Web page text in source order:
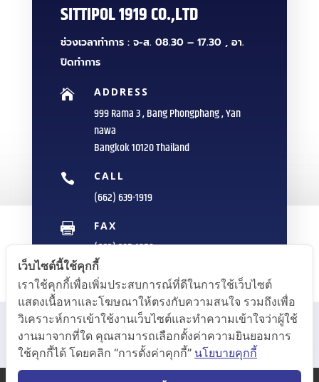
SITTIPOL 1919 CO.,LTD
ช่วงเวลาทำการ : จ-ส. 08.30 – 17.30 , อา.
ปิดทำการ
 ADDRESS
999 Rama 3 , Bang Phongphang , Yan
nawa
Bangkok 10120 Thailand
 CALL
(662) 639-1919
 FAX
(662) 235-1959
 E-MAIL
info@sittipol.com
เว็บไซต์นี้ใช้คุกกี้
เราใช้คุกกี้เพื่อเพิ่มประสบการณ์ที่ดีในการใช้เว็บไซต์
แสดงเนื้อหาและโฆษณาให้ตรงกับความสนใจ รวมถึงเพื่อ
วิเคราะห์การเข้าใช้งานเว็บไซต์และทำความเข้าใจว่าผู้ใช้
งานมาจากที่ใด คุณสามารถเลือกตั้งค่าความยินยอมการ
ใช้คุกกี้ได้ โดยคลิก “การตั้งค่าคุกกี้” นโยบายคุกกี้